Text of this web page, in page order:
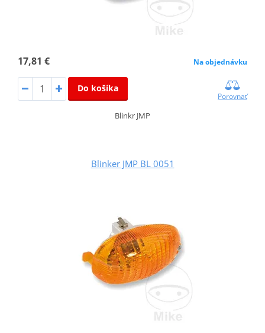
17,81 € Na objednávku
Do košíka
Porovnať
Blinkr JMP
Blinker JMP BL 0051